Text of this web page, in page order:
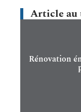
Article au
Rénovation